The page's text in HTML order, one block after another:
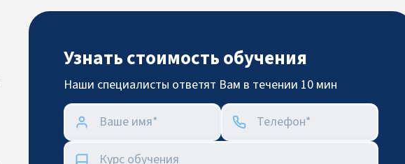
Узнать стоимость обучения
Наши специалисты ответят Вам в течении 10 мин